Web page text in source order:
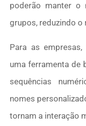
poderão manter o
grupos, reduzindo o
Para as
uma ferramenta de
sequências
nomes
tornam a interação